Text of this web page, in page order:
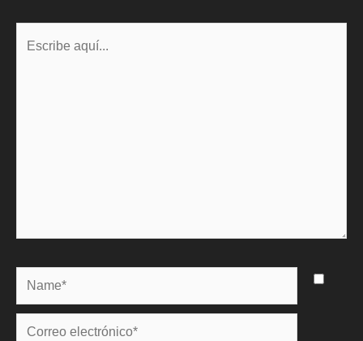
Name*
Correo